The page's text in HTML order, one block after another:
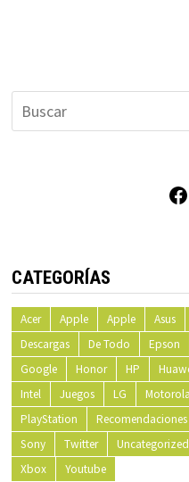
CATEGORÍAS
Acer Apple Apple Asus
Descargas
De Todo Epson
Google
Honor HP
Intel
Juegos LG Motorola
PlayStation
Recomendaciones
Sony
Twitter Uncategorized
Xbox
Youtube